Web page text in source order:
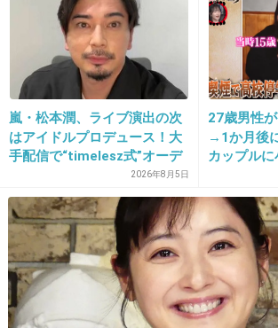
+75
13. 匿名 2013/05/06(月) 17:51:09
元AKBのAV女優とかもいるよな
出典：www.officiallyjd.com
+144
14. 匿名2013/05/06(月) 17:51:43
当時のファンってどんな心境な
嵐・松本潤、ライブ演出の次
はアイドルプロデュース！大
手配信で“timelesz式”オーデ
ィション番組が進行中か2026年8月5日
27歳男性
→1か月後
カップル
事？だい